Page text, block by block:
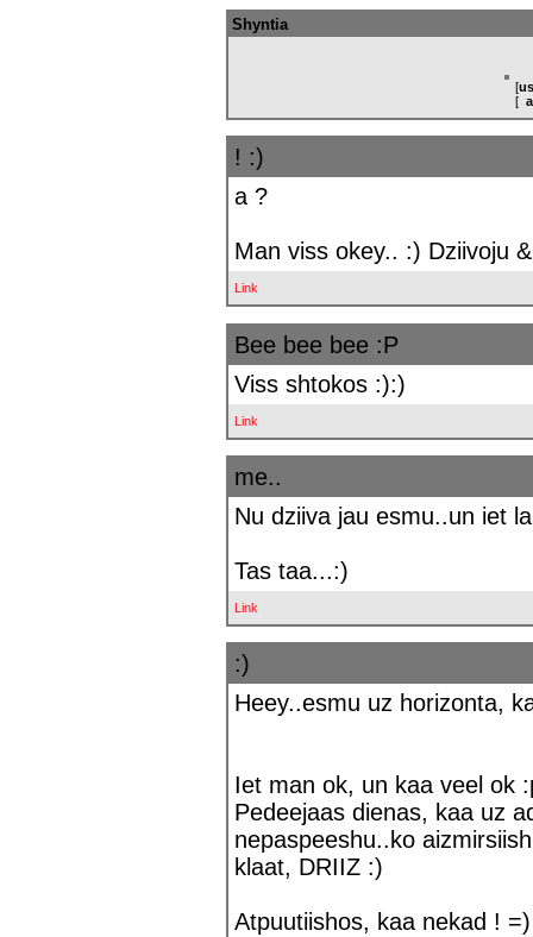
Shyntia
[
[
! :)
a ?
Man viss okey.. :) Dziivoju
Link
Bee bee bee :P
Viss shtokos :):)
Link
me..
Nu dziiva jau esmu..un iet
Tas taa...:)
Link
:)
Heey..esmu uz horizonta,
Iet man ok, un kaa veel ok
Pedeejaas dienas, kaa uz
nepaspeeshu..ko
klaat, DRIIZ :)
Atpuutiishos, kaa nekad ! =)